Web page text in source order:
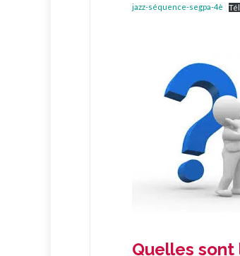
jazz-séquence-segpa-4è
Quelles sont